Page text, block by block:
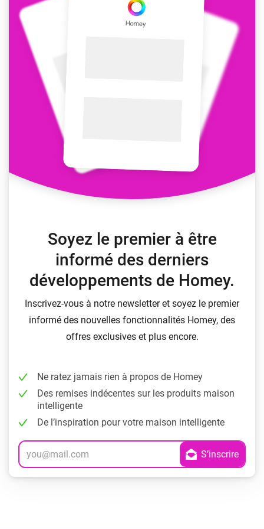
Soyez le premier à être
informé des derniers
développements de Homey.
Inscrivez-vous à notre newsletter et soyez le premier
informé des nouvelles fonctionnalités Homey, des
offres exclusives et plus encore.
Ne ratez jamais rien à propos de Homey
Des remises indécentes sur les produits maison
intelligente
De l’inspiration pour votre maison intelligente